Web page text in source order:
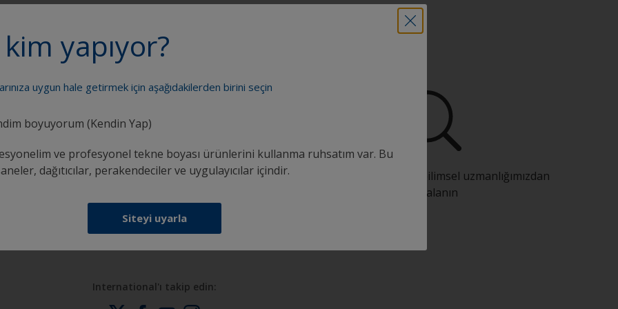
kim yapıyor?
uygun hale getirmek için aşağıdakilerden birini seçin
boyuyorum (Kendin Yap)
ve profesyonel tekne boyası ürünlerini kullanma ruhsatım var. Bu
dağıtıcılar, perakendeciler ve uygulayıcılar içindir.
Siteyi uyarla
bir profesyonel gibi boyayın
Güvenle boya yapmak için ihtiyacınız olan tüm
Sürekli inovasyon ve bilimsel uzmanlığımızdan
faydalanın
International'ı takip edin: